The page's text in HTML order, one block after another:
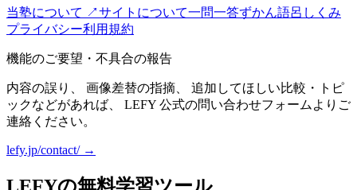
当塾について ↗サイトについて一問一答ずかん語呂 しくみ
プライバシー利用規約
機能のご要望・不具合の報告
内容の誤り、 画像差替の指摘、 追加してほしい比較・トピ
ックなどがあれば、 LEFY 公式の問い合わせフォームよりご
連絡ください。
lefy.jp/contact/ →